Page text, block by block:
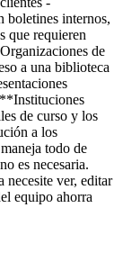
internos,
que requieren
de
a una biblioteca
de curso y los
a los
todo de
es necesaria.
necesite ver, editar
equipo ahorra